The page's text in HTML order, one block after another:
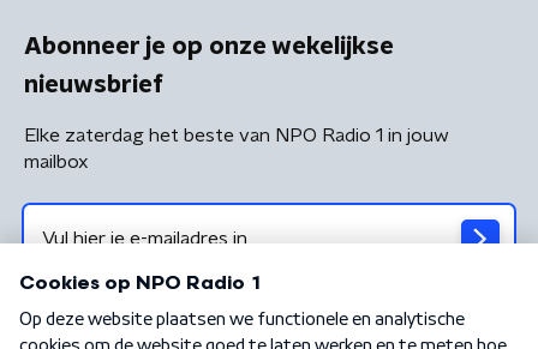
Abonneer je op onze wekelijkse
nieuwsbrief
Elke zaterdag het beste van NPO Radio 1 in jouw
mailbox